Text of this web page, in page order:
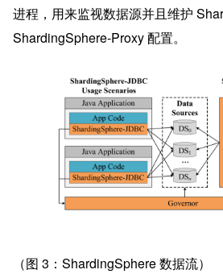
进程，用来监视数据源并且维护
ShardingSphere-Proxy 配置。
（图 3：ShardingSphere 数据流）